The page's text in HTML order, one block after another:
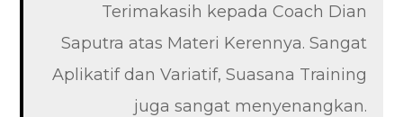
Terimakasih kepada Coach Dian
Saputra atas Materi Kerennya. Sangat
Aplikatif dan Variatif, Suasana Training
juga sangat menyenangkan.